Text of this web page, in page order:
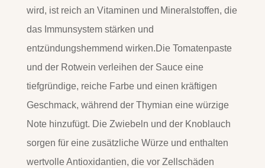
wird, ist reich an Vitaminen und Mineralstoffen, die
das Immunsystem stärken und
entzündungshemmend wirken.Die Tomatenpaste
und der Rotwein verleihen der Sauce eine
tiefgründige, reiche Farbe und einen kräftigen
Geschmack, während der Thymian eine würzige
Note hinzufügt. Die Zwiebeln und der Knoblauch
sorgen für eine zusätzliche Würze und enthalten
wertvolle Antioxidantien, die vor Zellschäden